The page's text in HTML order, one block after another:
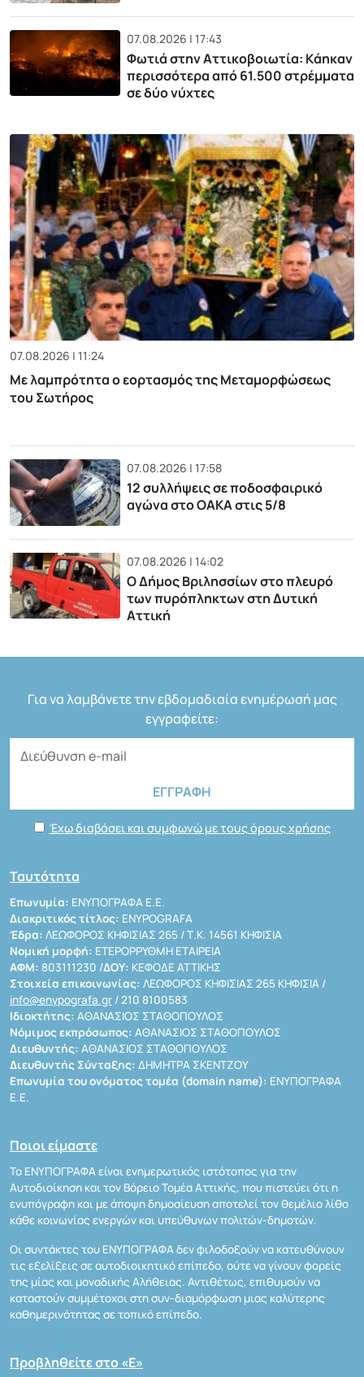
07.08.2026 | 17:43
Φωτιά στην Αττικοβοιωτία: Kάηκαν
περισσότερα από 61.500 στρέμματα
σε δύο νύχτες
07.08.2026 | 11:24
Με λαμπρότητα ο εορτασμός της Μεταμορφώσεως
του Σωτήρος
07.08.2026 | 17:58
12 συλλήψεις σε ποδοσφαιρικό
αγώνα στο ΟΑΚΑ στις 5/8
07.08.2026 | 14:02
Ο Δήμος Βριλησσίων στο πλευρό
των πυρόπληκτων στη Δυτική
Αττική
Για να λαμβάνετε την εβδομαδιαία ενημέρωσή μας
εγγραφείτε:
Έχω διαβάσει και συμφωνώ με τους όρους χρήσης
Ταυτότητα
Επωνυμία: ΕΝΥΠΟΓΡΑΦΑ Ε.Ε.
Διακριτικός τίτλος: ENYPOGRAFA
Έδρα: ΛΕΩΦΟΡΟΣ ΚΗΦΙΣΙΑΣ 265 / Τ.Κ. 14561 ΚΗΦΙΣΙΑ
Νομική μορφή: ΕΤΕΡΟΡΡΥΘΜΗ ΕΤΑΙΡΕΙΑ
ΑΦΜ: 803111230 /ΔΟΥ: ΚΕΦΟΔΕ ΑΤΤΙΚΗΣ
Στοιχεία επικοινωνίας: ΛΕΩΦΟΡΟΣ ΚΗΦΙΣΙΑΣ 265 ΚΗΦΙΣΙΑ /
info@enypografa.gr / 210 8100583
Ιδιοκτήτης: ΑΘΑΝΑΣΙΟΣ ΣΤΑΘΟΠΟΥΛΟΣ
Νόμιμος εκπρόσωπος: ΑΘΑΝΑΣΙΟΣ ΣΤΑΘΟΠΟΥΛΟΣ
Διευθυντής: ΑΘΑΝΑΣΙΟΣ ΣΤΑΘΟΠΟΥΛΟΣ
Διευθυντής Σύνταξης: ΔΗΜΗΤΡΑ ΣΚΕΝΤΖΟΥ
Επωνυμία του ονόματος τομέα (domain name): ΕΝΥΠΟΓΡΑΦΑ
Ε.Ε.
Ποιοι είμαστε
Το ΕΝΥΠΟΓΡΑΦΑ είναι ενημερωτικός ιστότοπος για την
Αυτοδιοίκηση και τον Βόρειο Τομέα Αττικής, που πιστεύει ότι η
ενυπόγραφη και με άποψη δημοσίευση αποτελεί τον θεμέλιο λίθο
κάθε κοινωνίας ενεργών και υπεύθυνων πολιτών-δημοτών.
Οι συντάκτες του ΕΝΥΠΟΓΡΑΦΑ δεν φιλοδοξούν να κατευθύνουν
τις εξελίξεις σε αυτοδιοικητικό επίπεδο, ούτε να γίνουν φορείς
της μίας και μοναδικής Αλήθειας. Αντιθέτως, επιθυμούν να
καταστούν συμμέτοχοι στη συν-διαμόρφωση μιας καλύτερης
καθημερινότητας σε τοπικό επίπεδο.
Προβληθείτε στο «Ε»